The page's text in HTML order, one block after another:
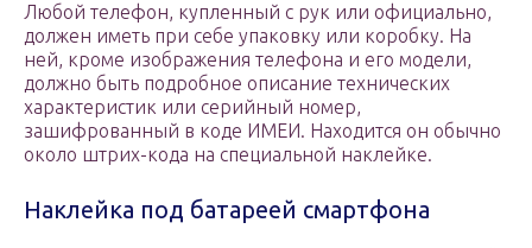
Любой телефон, купленный с рук или официально,
должен иметь при себе упаковку или коробку. На
ней, кроме изображения телефона и его модели,
должно быть подробное описание технических
характеристик или серийный номер,
зашифрованный в коде ИМЕИ. Находится он обычно
около штрих-кода на специальной наклейке.
Наклейка под батареей смартфона